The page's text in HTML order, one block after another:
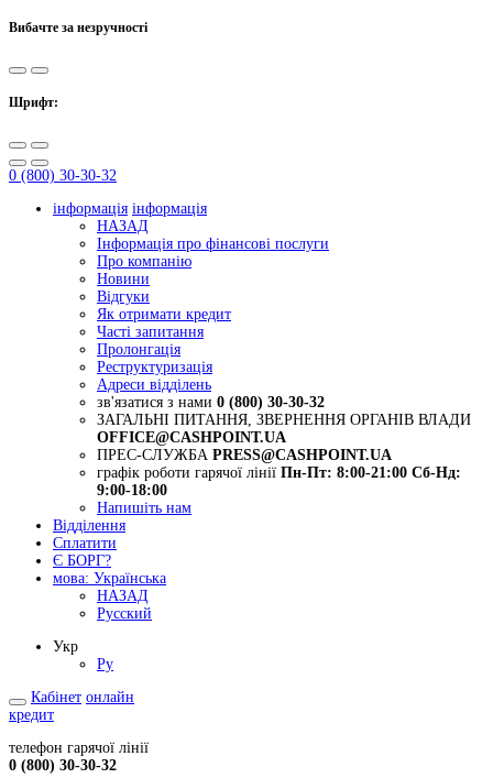
Вибачте за незручності
Шрифт:
0 (800) 30-30-32
інформація інформація
НАЗАД
Інформація про фінансові послуги
Про компанію
Новини
Відгуки
Як отримати кредит
Часті запитання
Пролонгація
Реструктуризація
Адреси відділень
зв'язатися з нами 0 (800) 30-30-32
ЗАГАЛЬНІ ПИТАННЯ, ЗВЕРНЕННЯ ОРГАНІВ ВЛАДИ
OFFICE@CASHPOINT.UA
ПРЕС-СЛУЖБА PRESS@CASHPOINT.UA
графік роботи гарячої лінії Пн-Пт: 8:00-21:00 Сб-Нд:
9:00-18:00
Напишіть нам
Відділення
Сплатити
Є БОРГ?
мова: Українська
НАЗАД
Русский
Укр
Ру
Кабінет онлайн
кредит
телефон гарячої лінії
0 (800) 30-30-32